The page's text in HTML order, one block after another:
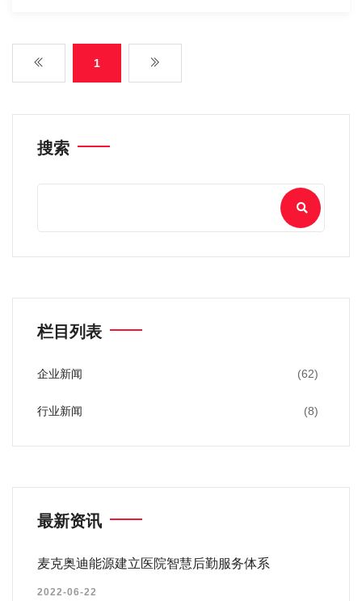
1
搜索
栏目列表
企业新闻 (62)
行业新闻 (8)
最新资讯
麦克奥迪能源建立医院智慧后勤服务体系
2022-06-22